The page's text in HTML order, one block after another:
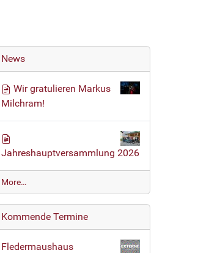
News
Wir gratulieren Markus
Milchram!
Jahreshauptversammlung 2026
N
e
w
s
-
More…
Kommende Termine
Fledermaushaus